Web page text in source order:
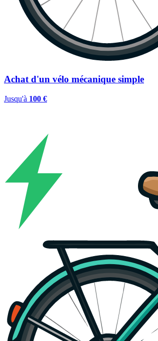
Achat d'un vélo mécanique simple
Jusqu'à 100 €